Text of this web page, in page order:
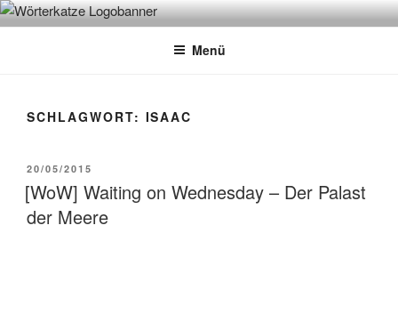
Zum
InhaltWÖRTERKATZE
Von Büchern erzählen
Menü
SCHLAGWORT: ISAAC
VERÖFFENTLICHT
AM
20/05/2015
[WoW] Waiting on Wednesday – Der Palast
der Meere